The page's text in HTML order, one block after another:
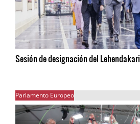
Sesión de designación del Lehendakari
Parlamento Europeo